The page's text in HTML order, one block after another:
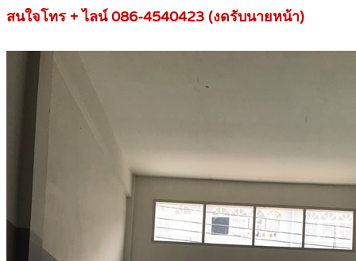
สนใจโทร + ไลน์ 086-4540423 (งดรับนายหน้า)